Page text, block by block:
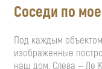
Соседи по
Под каждым объектом
изображенные
наш дом. Слева — Ле